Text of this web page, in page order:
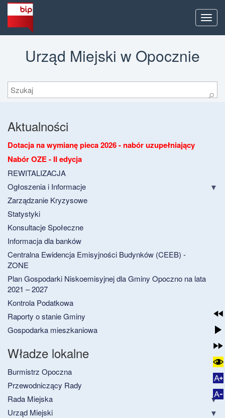
Menu
Urząd Miejski w Opocznie
Szukaj
⚲
Aktualności
Dotacja na wymianę pieca 2026 - nabór uzupełniający
Nabór OZE - II edycja
REWITALIZACJA
Ogłoszenia i Informacje
Zarządzanie Kryzysowe
Statystyki
Konsultacje Społeczne
Informacja dla banków
Centralna Ewidencja Emisyjności Budynków (CEEB) -
ZONE
Plan Gospodarki Niskoemisyjnej dla Gminy Opoczno na lata
2021 – 2027
Kontrola Podatkowa
Raporty o stanie Gminy
Gospodarka mieszkaniowa
Władze lokalne
Burmistrz Opoczna
Przewodniczący Rady
Rada Miejska
Urząd Miejski